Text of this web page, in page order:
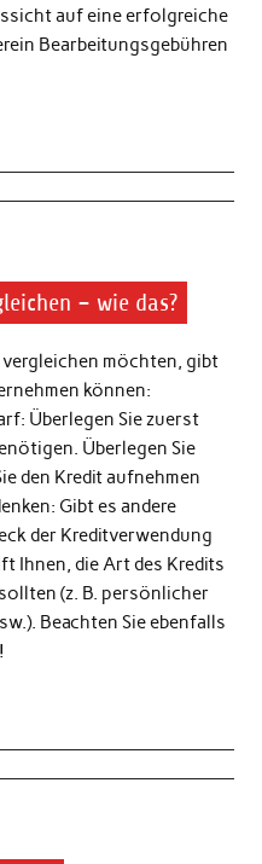
auf eine erfolgreiche
Bearbeitungsgebühren
– wie das?
möchten, gibt
können:
Überlegen Sie zuerst
Überlegen Sie
den Kredit aufnehmen
Gibt es andere
der Kreditverwendung
Ihnen, die Art des Kredits
(z. B. persönlicher
Beachten Sie ebenfalls